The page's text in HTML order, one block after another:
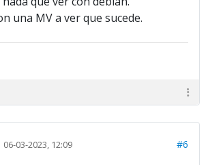
una MV a ver que sucede.
06-03-2023, 12:09 #6